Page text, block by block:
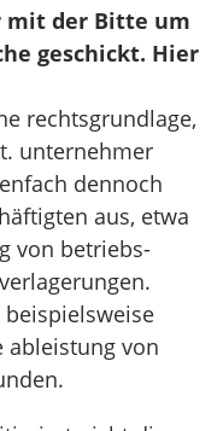
mit der Bitte um
geschickt. Hier
rechtsgrundlage,
unternehmer
dennoch
aus, etwa
von betriebs-
ableistung von